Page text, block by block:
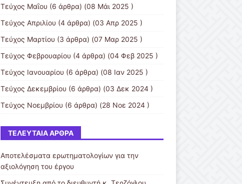
Τεύχος Μαΐου (6 άρθρα) (08 Μάι 2025 )
Τεύχος Απριλίου (4 άρθρα) (03 Απρ 2025 )
Τεύχος Μαρτίου (3 άρθρα) (07 Μαρ 2025 )
Τεύχος Φεβρουαρίου (4 άρθρα) (04 Φεβ 2025 )
Τεύχος Ιανουαρίου (6 άρθρα) (08 Ιαν 2025 )
Τεύχος Δεκεμβρίου (6 άρθρα) (03 Δεκ 2024 )
Τεύχος Νοεμβρίου (6 άρθρα) (28 Νοε 2024 )
ΤΕΛΕΥΤΑΊΑ ΆΡΘΡΑ
Αποτελέσματα ερωτηματολογίων για την
αξιολόγηση του έργου